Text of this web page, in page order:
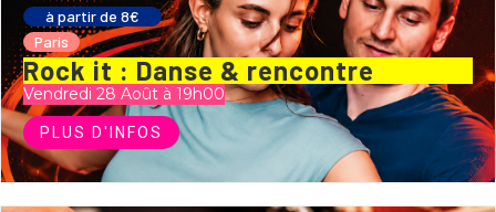
à partir de 8€
Paris
Rock it : Danse & rencontre
Vendredi 28 Août à 19h00
PLUS D'INFOS